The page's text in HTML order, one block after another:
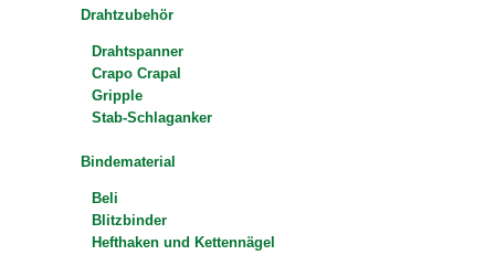
Drahtzubehör
Drahtspanner
Crapo Crapal
Gripple
Stab-Schlaganker
Bindematerial
Beli
Blitzbinder
Hefthaken und Kettennägel